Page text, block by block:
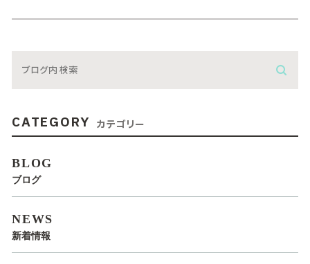
CATEGORY カテゴリー
BLOG
ブログ
NEWS
新着情報